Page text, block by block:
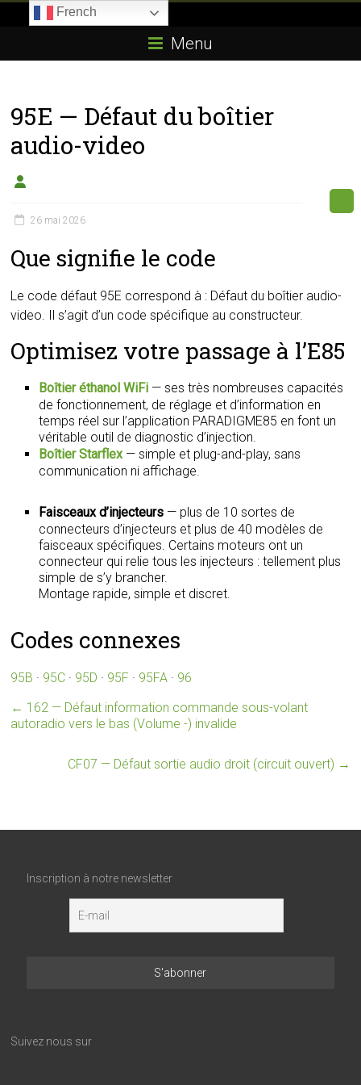
E85.com
passion
boîtier
éthanol
Menu
95E — Défaut du boîtier
audio-video
26 mai 2026
Que signifie le code
Le code défaut 95E correspond à : Défaut du boîtier audio-
video. Il s’agit d’un code spécifique au constructeur.
Optimisez votre passage à l’E85
Boîtier éthanol WiFi — ses très nombreuses capacités
de fonctionnement, de réglage et d’information en
temps réel sur l’application PARADIGME85 en font un
véritable outil de diagnostic d’injection.
Boîtier Starflex— simple et plug-and-play, sans
communication ni affichage.
Faisceaux d’injecteurs — plus de 10 sortes de
connecteurs d’injecteurs et plus de 40 modèles de
faisceaux spécifiques. Certains moteurs ont un
connecteur qui relie tous les injecteurs : tellement plus
simple de s’y brancher.
Montage rapide, simple et discret.
Codes connexes
95B · 95C · 95D · 95F · 95FA · 96
← 162 — Défaut information commande sous-volant
autoradio vers le bas (Volume -) invalide
CF07 — Défaut sortie audio droit (circuit ouvert) →
Inscription à notre newsletter
Suivez nous sur
French